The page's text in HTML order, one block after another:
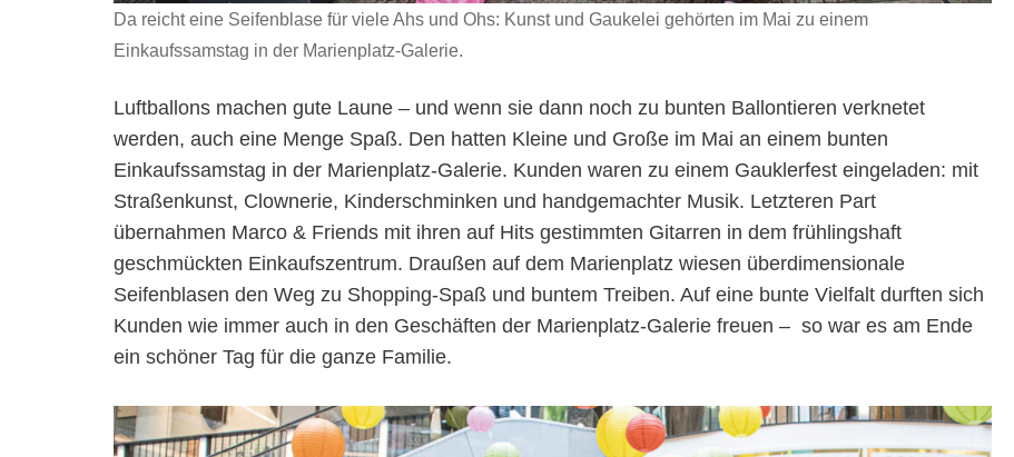
Da reicht eine Seifenblase für viele Ahs und Ohs: Kunst und Gaukelei gehörten im Mai zu einem
Einkaufssamstag in der Marienplatz-Galerie.
Luftballons machen gute Laune – und wenn sie dann noch zu bunten Ballontieren verknetet
werden, auch eine Menge Spaß. Den hatten Kleine und Große im Mai an einem bunten
Einkaufssamstag in der Marienplatz-Galerie. Kunden waren zu einem Gauklerfest eingeladen: mit
Straßenkunst, Clownerie, Kinderschminken und handgemachter Musik. Letzteren Part
übernahmen Marco & Friends mit ihren auf Hits gestimmten Gitarren in dem frühlingshaft
geschmückten Einkaufszentrum. Draußen auf dem Marienplatz wiesen überdimensionale
Seifenblasen den Weg zu Shopping-Spaß und buntem Treiben. Auf eine bunte Vielfalt durften sich
Kunden wie immer auch in den Geschäften der Marienplatz-Galerie freuen – so war es am Ende
ein schöner Tag für die ganze Familie.